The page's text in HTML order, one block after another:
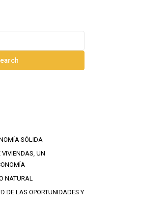
SÓLIDA
VIVIENDAS, UN
NATURAL
DE LAS OPORTUNIDADES Y